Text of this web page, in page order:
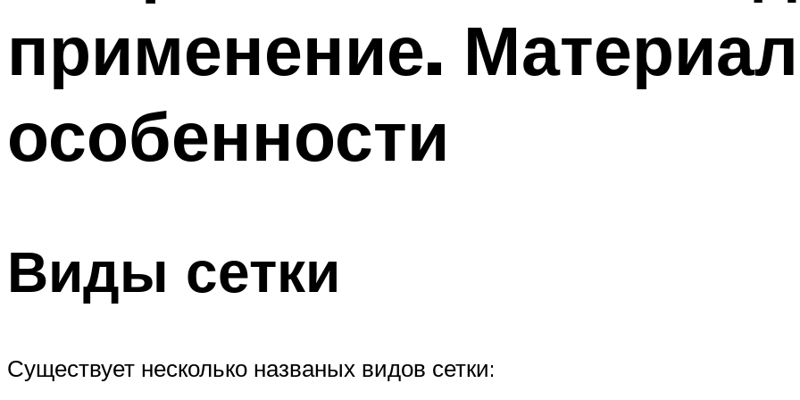
применение.
особенности
Виды сетки
Существует несколько названых видов сетки: